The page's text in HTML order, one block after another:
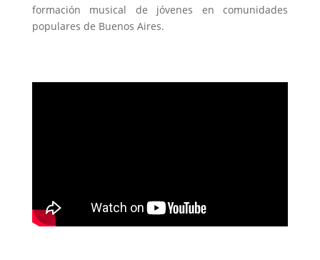
formación musical de jóvenes en comunidades
populares de Buenos Aires.